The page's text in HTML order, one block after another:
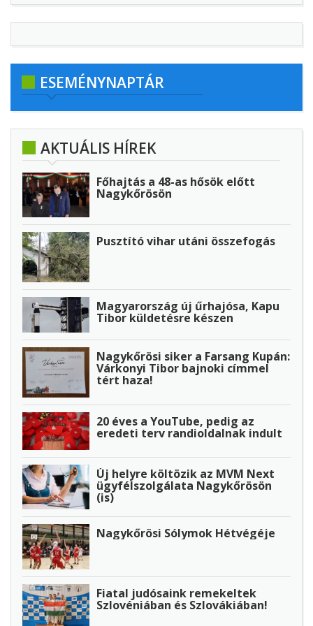
ESEMÉNYNAPTÁR
AKTUÁLIS HÍREK
Főhajtás a 48-as hősök előtt
Nagykőrösön
Pusztító vihar utáni összefogás
Magyarország új űrhajósa, Kapu
Tibor küldetésre készen
Nagykőrösi siker a Farsang Kupán:
Várkonyi Tibor bajnoki címmel
tért haza!
20 éves a YouTube, pedig az
eredeti terv randioldalnak indult
Új helyre költözik az MVM Next
ügyfélszolgálata Nagykőrösön
(is)
Nagykőrösi Sólymok Hétvégéje
Fiatal judósaink remekeltek
Szlovéniában és Szlovákiában!